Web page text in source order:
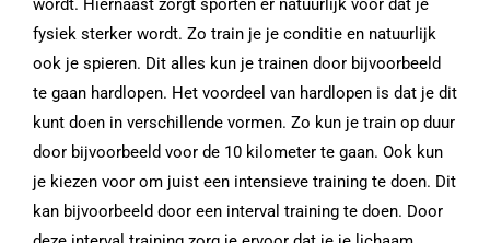
wordt. Hiernaast zorgt sporten er natuurlijk voor dat je
fysiek sterker wordt. Zo train je je conditie en natuurlijk
ook je spieren. Dit alles kun je trainen door bijvoorbeeld
te gaan hardlopen. Het voordeel van hardlopen is dat je dit
kunt doen in verschillende vormen. Zo kun je train op duur
door bijvoorbeeld voor de 10 kilometer te gaan. Ook kun
je kiezen voor om juist een intensieve training te doen. Dit
kan bijvoorbeeld door een interval training te doen. Door